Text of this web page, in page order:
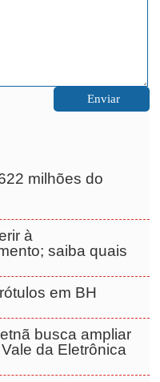
milhões do
à
saiba quais
em BH
busca ampliar
da Eletrônica